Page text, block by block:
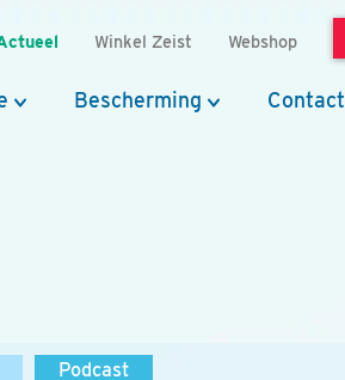
Winkel Zeist Webshop
Bescherming Contact
Podcast